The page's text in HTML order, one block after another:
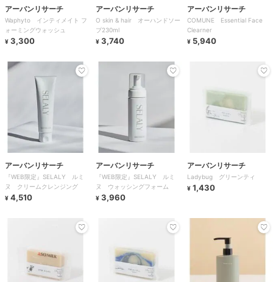
アーバンリサーチ
Waphyto インティメイト フ
ォーミングウォッシュ
¥ 3,300
アーバンリサーチ
O skin & hair オーハンドソー
プ230ml
¥ 3,740
アーバンリサーチ
COMUNE Essential Face
Clearner
¥ 5,940
アーバンリサーチ
『WEB限定』SELALY ルミ
ヌ クリームクレンジング
¥ 4,510
アーバンリサーチ
『WEB限定』SELALY ルミ
ヌ ウォッシングフォーム
¥ 3,960
アーバンリサーチ
Ladybug グリーンティ
¥ 1,430